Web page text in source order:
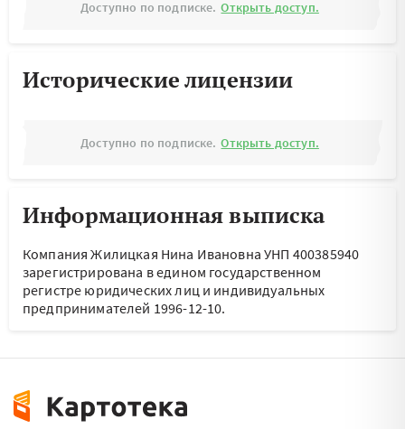
Доступно по подписке. Открыть доступ.
Исторические лицензии
Доступно по подписке. Открыть доступ.
Информационная выписка
Компания Жилицкая Нина Ивановна УНП 400385940
зарегистрирована в едином государственном
регистре юридических лиц и индивидуальных
предпринимателей 1996-12-10.